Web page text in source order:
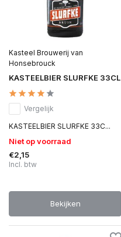
Kasteel Brouwerij van
Honsebrouck
KASTEELBIER SLURFKE 33CL
Vergelijk
KASTEELBIER SLURFKE 33C...
Niet op voorraad
€2,15
Incl. btw
Bekijken